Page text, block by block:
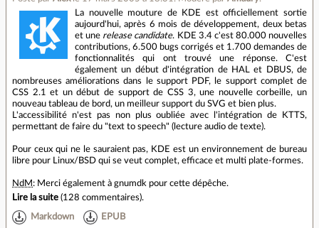
La nouvelle mouture de KDE est officiellement sortie
aujourd'hui, après 6 mois de développement, deux betas
et une release candidate. KDE 3.4 c'est 80.000 nouvelles
contributions, 6.500 bugs corrigés et 1.700 demandes de
fonctionnalités qui ont trouvé une réponse. C'est
également un début d'intégration de HAL et DBUS, de
nombreuses améliorations dans le support PDF, le support complet de
CSS 2.1 et un début de support de CSS 3, une nouvelle corbeille, un
nouveau tableau de bord, un meilleur support du SVG et bien plus.
L'accessibilité n'est pas non plus oubliée avec l'intégration de KTTS,
permettant de faire du "text to speech" (lecture audio de texte).
Pour ceux qui ne le sauraient pas, KDE est un environnement de bureau
libre pour Linux/BSD qui se veut complet, efficace et multi plate-formes.
NdM: Merci également à gnumdk pour cette dépêche.
Lire la suite (128 commentaires).
Markdown EPUB